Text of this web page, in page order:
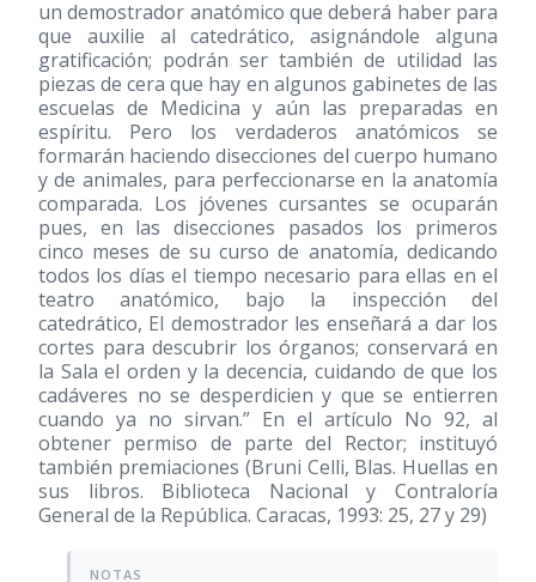
un demostrador anatómico que deberá haber para
que auxilie al catedrático, asignándole alguna
gratificación; podrán ser también de utilidad las
piezas de cera que hay en algunos gabinetes de las
escuelas de Medicina y aún las preparadas en
espíritu. Pero los verdaderos anatómicos se
formarán haciendo disecciones del cuerpo humano
y de animales, para perfeccionarse en la anatomía
comparada. Los jóvenes cursantes se ocuparán
pues, en las disecciones pasados los primeros
cinco meses de su curso de anatomía, dedicando
todos los días el tiempo necesario para ellas en el
teatro anatómico, bajo la inspección del
catedrático, El demostrador les enseñará a dar los
cortes para descubrir los órganos; conservará en
la Sala el orden y la decencia, cuidando de que los
cadáveres no se desperdicien y que se entierren
cuando ya no sirvan.” En el artículo No 92, al
obtener permiso de parte del Rector; instituyó
también premiaciones (Bruni Celli, Blas. Huellas en
sus libros. Biblioteca Nacional y Contraloría
General de la República. Caracas, 1993: 25, 27 y 29)